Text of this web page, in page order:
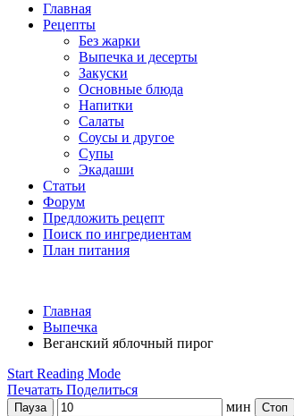
Главная
Рецепты
Без жарки
Выпечка и десерты
Закуски
Основные блюда
Напитки
Салаты
Соусы и другое
Супы
Экадаши
Статьи
Форум
Предложить рецепт
Поиск по ингредиентам
План питания
Главная
Выпечка
Веганский яблочный пирог
Start Reading Mode
Печатать Поделиться
Пауза мин Стоп